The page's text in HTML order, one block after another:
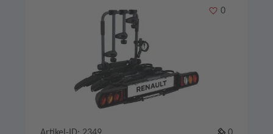
Merken
0